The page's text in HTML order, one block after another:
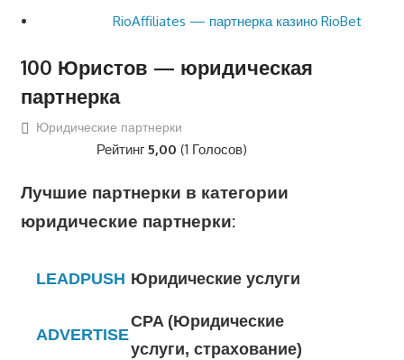
100 Юристов — юридическая
партнерка
Юридические партнерки
Рейтинг 5,00 (1 Голосов)
Лучшие партнерки в категории
юридические партнерки:
LEADPUSH Юридические услуги
ADVERTISE
CPA (Юридические
услуги, страхование)
RioAffiliates — партнерка казино RioBet